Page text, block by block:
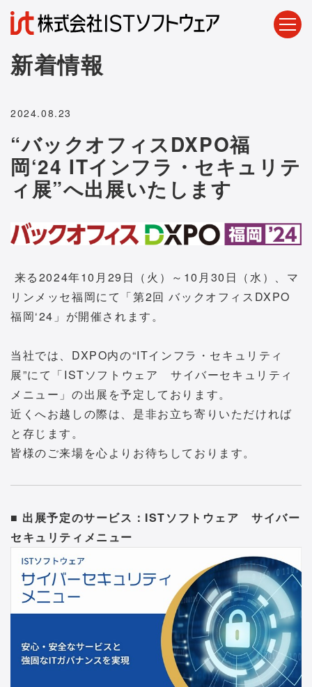
新着情報
2024.08.23
“バックオフィスDXPO福
岡‘24 ITインフラ・セキュリテ
ィ展”へ出展いたします
来る2024年10月29日（火）～10月30日（水）、マ
リンメッセ福岡にて「第2回 バックオフィスDXPO
福岡‘24」が開催されます。
当社では、DXPO内の“ITインフラ・セキュリティ
展”にて「ISTソフトウェア サイバーセキュリティ
メニュー」の出展を予定しております。
近くへお越しの際は、是非お立ち寄りいただければ
と存じます。
皆様のご来場を心よりお待ちしております。
■ 出展予定のサービス：ISTソフトウェア サイバー
セキュリティメニュー